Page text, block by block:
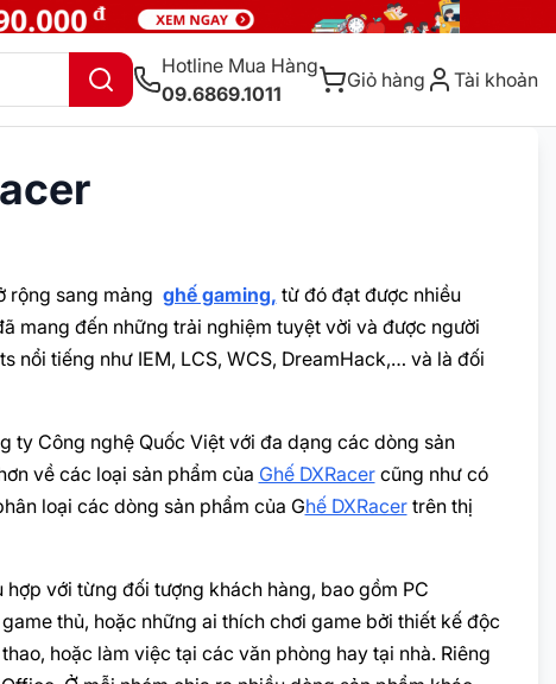
Hotline Mua Hàng
09.6869.1011
Giỏ hàng Tài khoản
rộng sang mảng ghế gaming, từ đó đạt được nhiều
mang đến những trải nghiệm tuyệt vời và được người
nổi tiếng như IEM, LCS, WCS, DreamHack,… và là đối
ty Công nghệ Quốc Việt với đa dạng các dòng sản
về các loại sản phẩm của Ghế DXRacercũng như có
loại các dòng sản phẩm của Ghế DXRacertrên thị
với từng đối tượng khách hàng, bao gồm PC
thủ, hoặc những ai thích chơi game bởi thiết kế độc
hoặc làm việc tại các văn phòng hay tại nhà. Riêng